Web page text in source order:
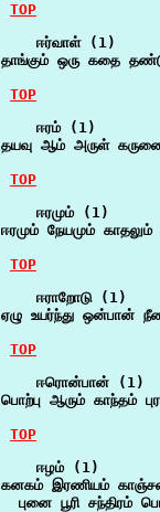
TOP
    ஈர்வாள் (1)
தாங்கும் ஒரு கதை
TOP
    ஈரம் (1)
தயவு ஆம் அருள்
TOP
    ஈரமும் (1)
ஈரமும் நேயமும்
TOP
    ஈராறோடு (1)
ஏழு உயர்ந்து ஒன்பான்
TOP
    ஈரொன்பான் (1)
பொற்பு ஆரும் காந்தம்
TOP
    ஈழம் (1)
கனகம் இரணியம்
புனை பூரி சந்திரம்